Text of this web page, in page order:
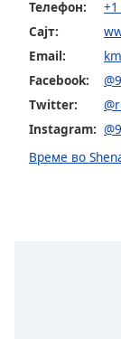
Font
Family
Reset
Done
Modal
Телефон:
Сајт:
Email:
Facebook:
Twitter:
Instagram:
Време во